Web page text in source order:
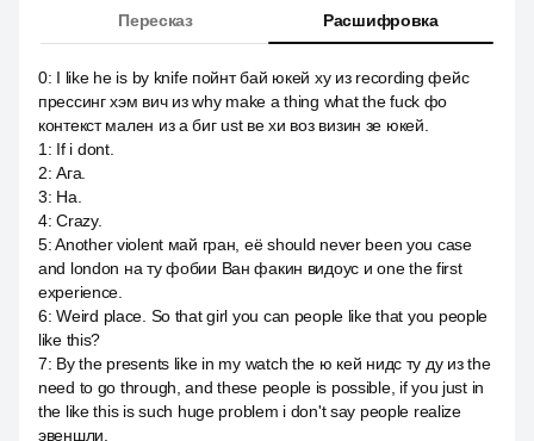
Пересказ Расшифровка
0: I like he is by knife пойнт бай юкей ху из recording фейс
прессинг хэм вич из why make a thing what the fuck фо
контекст мален из a биг ust ве хи воз визин зе юкей.
1 : If i dont.
2:Ага.
3: На.
4:Crazy.
5:Another violent май гран, её should never been you case
and london на ту фобии Ван факин видоус и one the first
experience.
6:Weird place. So that girl you can people like that you people
like this?
7: By the presents like in my watch the ю кей нидс ту ду из the
need to go through, and these people is possible, if you just in
the like this is such huge problem i don't say people realize
эвеншли.